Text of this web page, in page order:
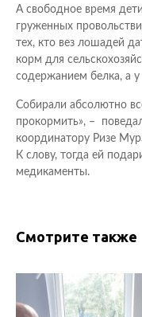
А свободное время
груженных
тех, кто вез лошадей
корм для
содержанием белка, а
Собирали абсолютно
прокормить», –
координатору Ризе
К слову, тогда ей
медикаменты.
Смотрите также